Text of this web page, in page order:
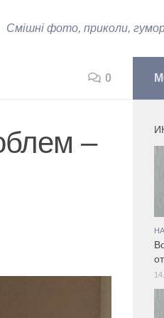
Смішні фото, приколи,
0
–